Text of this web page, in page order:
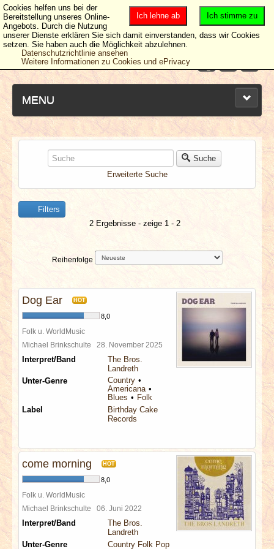
MENU
NEUESTE ARTIKEL
NEWS & DATES
BERICHTE
VERLOSUNGEN
SPECIALS
REDAKTION
LINKS
ARCHIV
Suche
Erweiterte Suche
Filters
2 Ergebnisse - zeige 1 - 2
Reihenfolge
Dog Ear HOT
8,0
Folk u. WorldMusic
Michael Brinkschulte 28. November 2025
Interpret/Band
The Bros.
Landreth
Unter-Genre
Country
Americana
Blues
Folk
Label
Birthday Cake
Records
come morning HOT
8,0
Folk u. WorldMusic
Michael Brinkschulte 06. Juni 2022
Interpret/Band
The Bros.
Landreth
Unter-Genre
Country Folk Pop
Ich stimme zu
Ich lehne ab
Cookies helfen uns bei der
Bereitstellung unseres Online-
Angebots. Durch die Nutzung
unserer Dienste erklären Sie sich damit einverstanden, dass wir Cookies
setzen. Sie haben auch die Möglichkeit abzulehnen.
Datenschutzrichtlinie ansehen
Weitere Informationen zu Cookies und ePrivacy